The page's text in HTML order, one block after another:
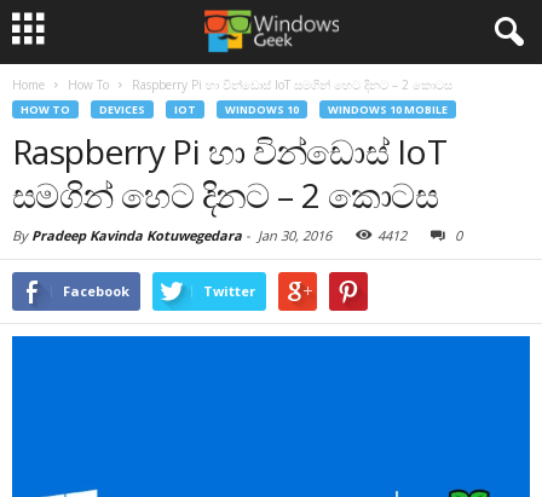
Home How To Raspberry Pi හා වින්ඩොස් IoT සමගින් හෙට දිනට – 2 කොටස
HOW TO DEVICES IOT WINDOWS 10 WINDOWS 10 MOBILE
Raspberry Pi හා වින්ඩොස් IoT
සමගින් හෙට දිනට – 2 කොටස
By Pradeep Kavinda Kotuwegedara - Jan 30, 2016 4412 0
Facebook Twitter